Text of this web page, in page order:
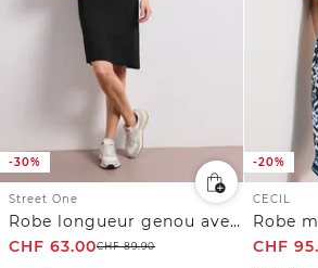
-30%
Street One
Robe longueur genou avec boucle décorative
CHF 63.00CHF89.90
-20%
CECIL
CHF